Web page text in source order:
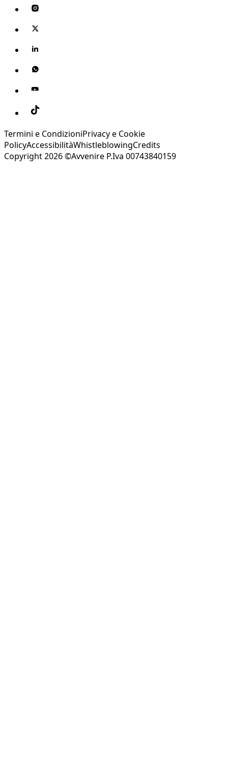
Termini e CondizioniPrivacy e Cookie
PolicyAccessibilitàWhistleblowingCredits
Copyright 2026 ©Avvenire P.Iva 00743840159